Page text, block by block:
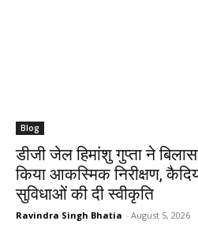
Blog
डीजी जेल हिमांशु गुप्ता ने
किया आकस्मिक निरीक्षण,
सुविधाओं की दी स्वीकृति
Ravindra Singh Bhatia - August 5, 2026